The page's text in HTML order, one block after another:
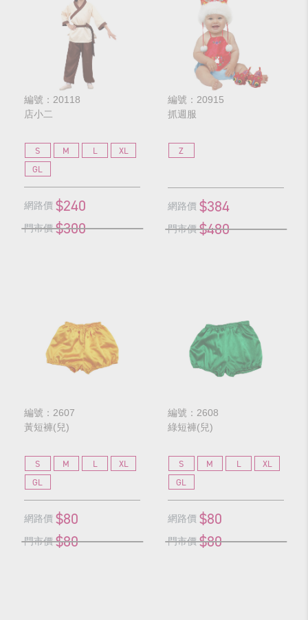
編號：20118
店小二
S M L
XL
GL
網路價 $240
門市價 $300
編號：20915
抓週服
Z
網路價 $384
門市價 $480
編號：2607
黃短褲(兒)
S M L
XL
GL
網路價 $80
門市價 $80
編號：2608
綠短褲(兒)
S M L
XL
GL
網路價 $80
門市價 $80